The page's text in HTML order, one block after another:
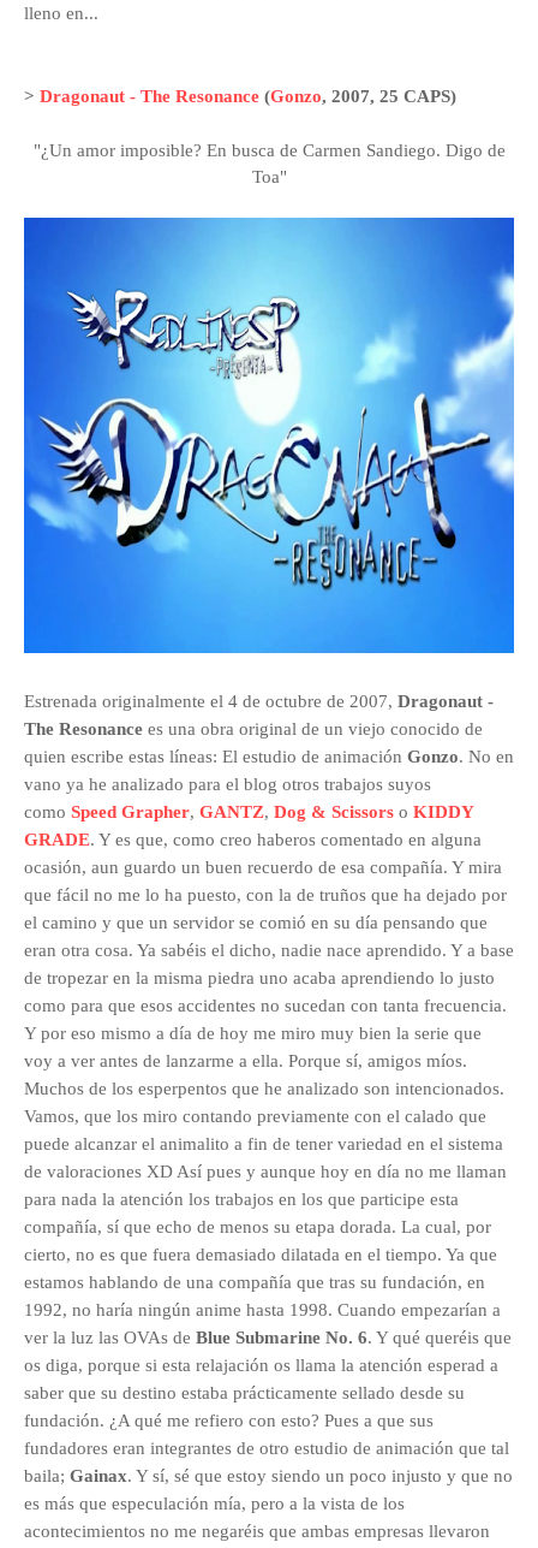
lleno en...
> Dragonaut - The Resonance (Gonzo, 2007, 25 CAPS)
"¿Un amor imposible? En busca de Carmen Sandiego. Digo de
Toa"
Estrenada originalmente el 4 de octubre de 2007, Dragonaut -
The Resonance es una obra original de un viejo conocido de
quien escribe estas líneas: El estudio de animación Gonzo. No en
vano ya he analizado para el blog otros trabajos suyos
como Speed Grapher, GANTZ, Dog & Scissors o KIDDY
GRADE. Y es que, como creo haberos comentado en alguna
ocasión, aun guardo un buen recuerdo de esa compañía. Y mira
que fácil no me lo ha puesto, con la de truños que ha dejado por
el camino y que un servidor se comió en su día pensando que
eran otra cosa. Ya sabéis el dicho, nadie nace aprendido. Y a base
de tropezar en la misma piedra uno acaba aprendiendo lo justo
como para que esos accidentes no sucedan con tanta frecuencia.
Y por eso mismo a día de hoy me miro muy bien la serie que
voy a ver antes de lanzarme a ella. Porque sí, amigos míos.
Muchos de los esperpentos que he analizado son intencionados.
Vamos, que los miro contando previamente con el calado que
puede alcanzar el animalito a fin de tener variedad en el sistema
de valoraciones XD Así pues y aunque hoy en día no me llaman
para nada la atención los trabajos en los que participe esta
compañía, sí que echo de menos su etapa dorada. La cual, por
cierto, no es que fuera demasiado dilatada en el tiempo. Ya que
estamos hablando de una compañía que tras su fundación, en
1992, no haría ningún anime hasta 1998. Cuando empezarían a
ver la luz las OVAs de Blue Submarine No. 6. Y qué queréis que
os diga, porque si esta relajación os llama la atención esperad a
saber que su destino estaba prácticamente sellado desde su
fundación. ¿A qué me refiero con esto? Pues a que sus
fundadores eran integrantes de otro estudio de animación que tal
baila; Gainax. Y sí, sé que estoy siendo un poco injusto y que no
es más que especulación mía, pero a la vista de los
acontecimientos no me negaréis que ambas empresas llevaron